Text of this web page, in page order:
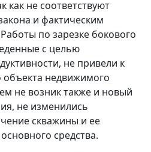
как не соответствуют
и фактическим
по зарезке бокового
с целью
не привели к
недвижимого
не возник также и новый
не изменились
скважины и ее
средства.